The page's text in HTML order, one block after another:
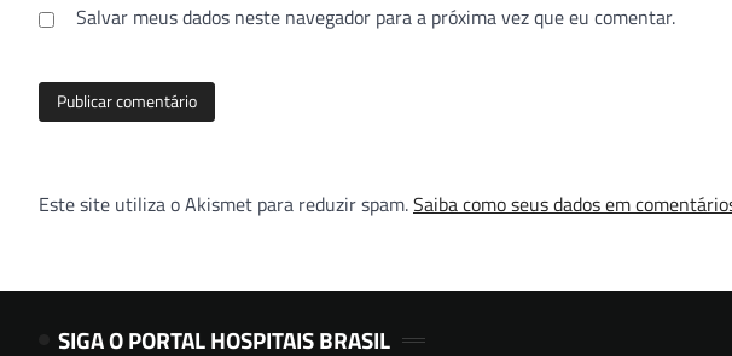
Salvar meus dados neste navegador para a próxima vez que eu comentar.
Este site utiliza o Akismet para reduzir spam.Saiba como seus dados em
SIGA O PORTAL HOSPITAIS BRASIL